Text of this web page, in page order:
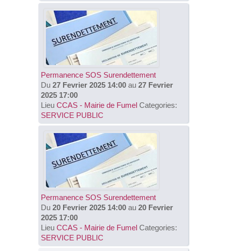
Permanence SOS Surendettement
Du 27 Fevrier 2025 14:00 au 27 Fevrier
2025 17:00
Lieu CCAS - Mairie de Fumel Categories:
SERVICE PUBLIC
Permanence SOS Surendettement
Du 20 Fevrier 2025 14:00 au 20 Fevrier
2025 17:00
Lieu CCAS - Mairie de Fumel Categories:
SERVICE PUBLIC